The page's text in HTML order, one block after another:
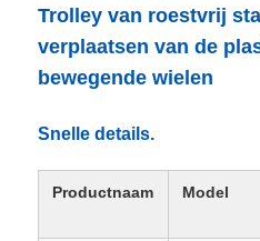
Trolley van roestvrij
verplaatsen van de
bewegende wielen
Snelle details.
Productnaam Model